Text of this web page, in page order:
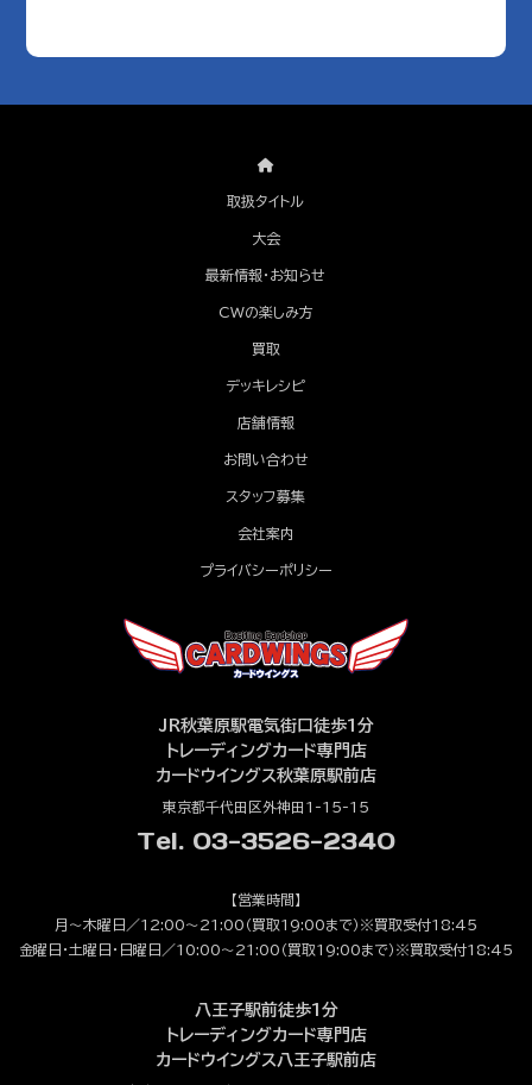
取扱タイトル
大会
最新情報・お知らせ
CWの楽しみ方
買取
デッキレシピ
店舗情報
お問い合わせ
スタッフ募集
会社案内
プライバシーポリシー
JR秋葉原駅電気街口徒歩1分
トレーディングカード専門店
カードウイングス秋葉原駅前店
東京都千代田区外神田1-15-15
Tel. 03-3526-2340
【営業時間】
月～木曜日／12:00～21:00（買取19:00まで）※買取受付18:45
金曜日・土曜日・日曜日／10:00～21:00（買取19:00まで）※買取受付18:45
八王子駅前徒歩1分
トレーディングカード専門店
カードウイングス八王子駅前店